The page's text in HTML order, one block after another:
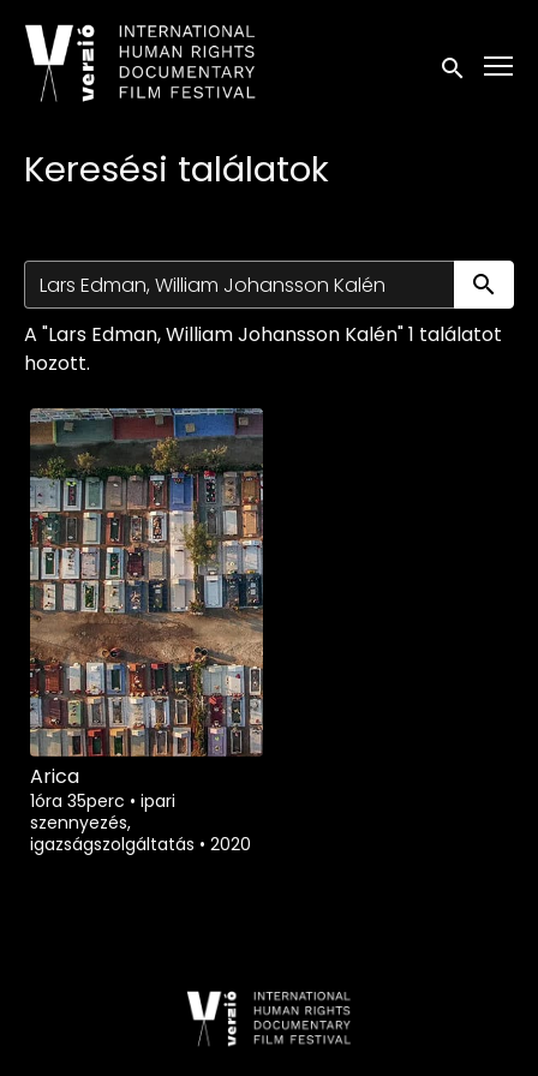
Kisegítő lehetőségek linkek
Keresés
Keresési találatok
A "Lars Edman, William Johansson Kalén" 1 találatot
hozott.
Arica
1óra 35perc • ipari
szennyezés,
igazságszolgáltatás • 2020